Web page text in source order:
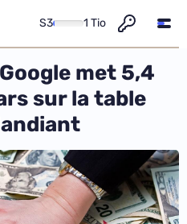
S3 1 Tio
met 5,4
sur la table